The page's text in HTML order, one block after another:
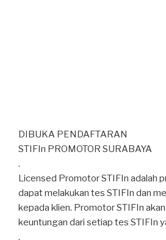
DIBUKA PENDAFTARAN
STIFIn PROMOTOR SURABAYA
.
Licensed Promotor STIFIn adalah
dapat melakukan tes STIFIn dan
kepada klien. Promotor STIFIn
keuntungan dari setiap tes STIFIn
.